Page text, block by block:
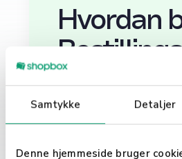
Samtykke Detaljer
Denne hjemmeside bruger
Hvordan
r?
Bestillingsapper brukes
kafeer, takeaway-